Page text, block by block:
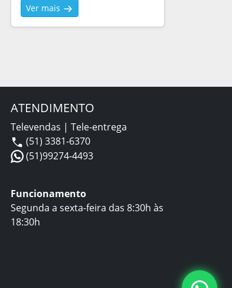
Ver mais
ATENDIMENTO
Televendas | Tele-entrega
(51) 3381-6370
(51)99274-4493
Funcionamento
Segunda a sexta-feira das 8:30h às
18:30h